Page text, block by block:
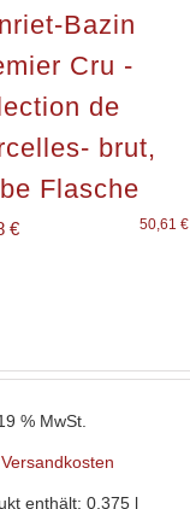
Bazin
Cru -
de
brut,
Flasche
€ 50,61€
% MwSt.
Versandkosten
enthält: 0,375